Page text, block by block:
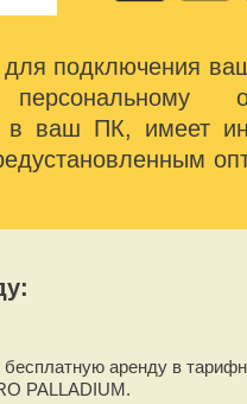
подключения
в ваш ПК, имеет
бесплатную аренду в
PALLADIUM.